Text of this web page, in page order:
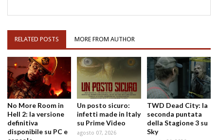
RELATED POSTS MORE FROM AUTHOR
No More Room in
Hell 2: la versione
definitiva
disponibile su PC e
Un posto sicuro:
infetti made in Italy
su Prime Video
agosto 07, 2026
TWD Dead City: la
seconda puntata
della Stagione 3 su
Sky